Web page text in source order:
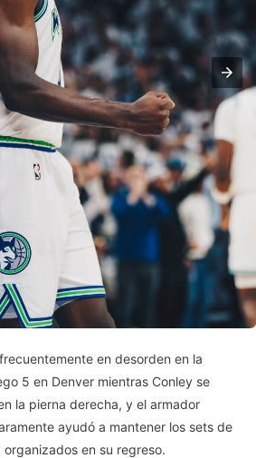
en desorden en la
5 en Denver mientras Conley se
la pierna derecha, y el armador
ayudó a mantener los sets de
en su regreso.